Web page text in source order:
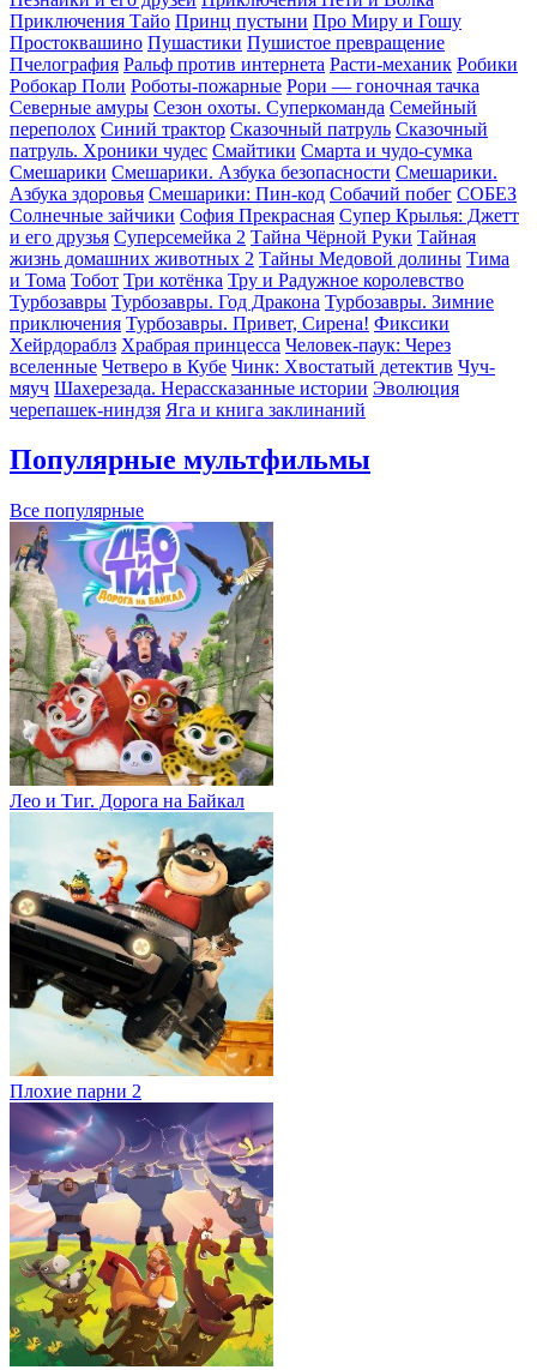
Приключения Тайо Принц пустыни Про Миру и Гошу
Простоквашино Пушастики Пушистое превращение
Пчелография Ральф против интернета Расти-механик Робики
Робокар Поли Роботы-пожарные Рори — гоночная тачка
Северные амуры Сезон охоты. Суперкоманда Семейный
переполох Синий трактор Сказочный патруль Сказочный
патруль. Хроники чудес Смайтики Смарта и чудо-сумка
Смешарики Смешарики. Азбука безопасности Смешарики.
Азбука здоровья Смешарики: Пин-код Собачий побег СОБЕЗ
Солнечные зайчики София Прекрасная Супер Крылья: Джетт
и его друзья Суперсемейка 2 Тайна Чёрной Руки Тайная
жизнь домашних животных 2 Тайны Медовой долины Тима
и Тома Тобот Три котёнка Тру и Радужное королевство
Турбозавры Турбозавры. Год Дракона Турбозавры. Зимние
приключения Турбозавры. Привет, Сирена! Фиксики
Хейрдораблз Храбрая принцесса Человек-паук: Через
вселенные Четверо в Кубе Чинк: Хвостатый детектив Чуч-
мяуч Шахерезада. Нерассказанные истории Эволюция
черепашек-ниндзя Яга и книга заклинаний
Популярные мультфильмы
Все популярные
Лео и Тиг. Дорога на Байкал
Плохие парни 2